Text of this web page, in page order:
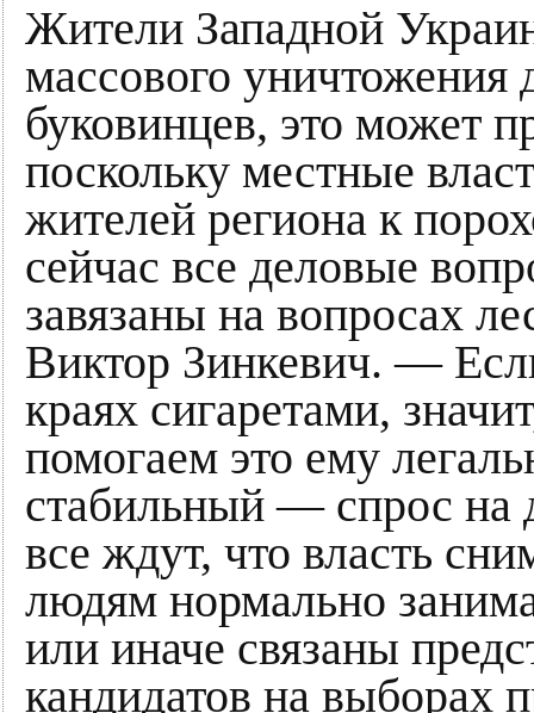
Жители Западной
массового уничтожения
буковинцев, это может
поскольку местные
жителей региона к
сейчас все деловые
завязаны на вопросах
Виктор Зинкевич. —
краях сигаретами,
помогаем это ему
стабильный — спрос на
все ждут, что власть
людям нормально
или иначе связаны
кандидатов на выборах